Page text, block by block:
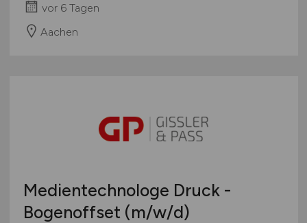
vor 6 Tagen
Aachen
Medientechnologe Druck -
Bogenoffset (m/w/d)